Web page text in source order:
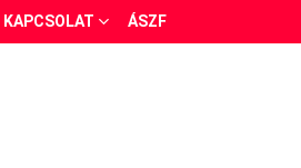
KAPCSOLAT ÁSZF